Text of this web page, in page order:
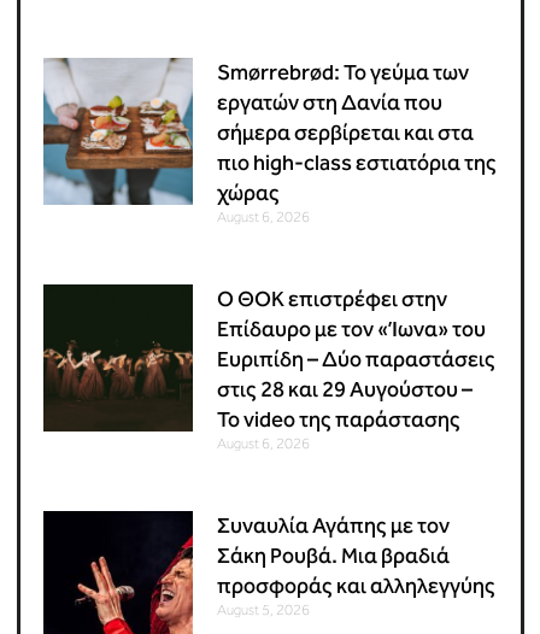
Smørrebrød: Το γεύμα των
εργατών στη Δανία που
σήμερα σερβίρεται και στα
πιο high-class εστιατόρια της
χώρας
August 6, 2026
Ο ΘΟΚ επιστρέφει στην
Επίδαυρο με τον «Ίωνα» του
Ευριπίδη – Δύο παραστάσεις
στις 28 και 29 Αυγούστου –
Το video της παράστασης
August 6, 2026
Συναυλία Αγάπης με τον
Σάκη Ρουβά. Μια βραδιά
προσφοράς και αλληλεγγύης
August 5, 2026